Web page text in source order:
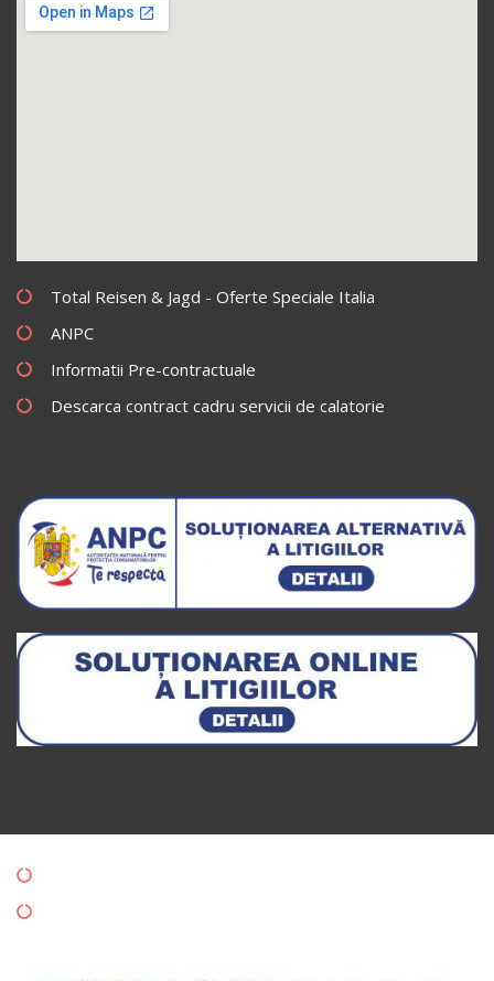
Total Reisen & Jagd - Oferte Speciale Italia
ANPC
Informatii Pre-contractuale
Descarca contract cadru servicii de calatorie